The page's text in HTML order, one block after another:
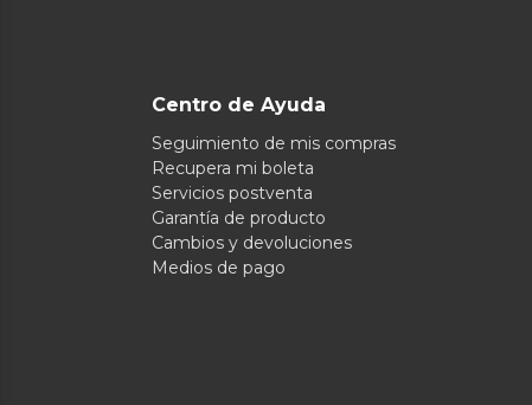
Centro de Ayuda
Seguimiento de mis compras
Recupera mi boleta
Servicios postventa
Garantía de producto
Cambios y devoluciones
Medios de pago